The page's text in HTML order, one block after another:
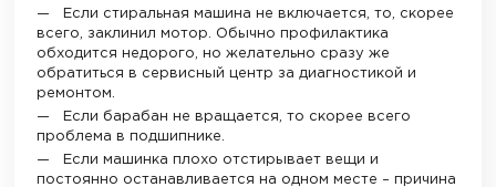
Если стиральная машина не включается, то, скорее
всего, заклинил мотор. Обычно профилактика
обходится недорого, но желательно сразу же
обратиться в сервисный центр за диагностикой и
ремонтом.
Если барабан не вращается, то скорее всего
проблема в подшипнике.
Если машинка плохо отстирывает вещи и
постоянно останавливается на одном месте – причина